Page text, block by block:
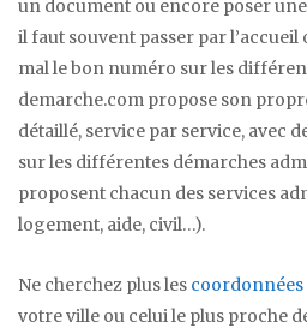
un document ou encore poser
il faut souvent passer par
mal le bon numéro sur les
demarche.com propose son
détaillé, service par service, avec
sur les différentes démarches
proposent chacun des services
logement, aide, civil…).
Ne cherchez plus les coordonnées
votre ville ou celui le plus proche